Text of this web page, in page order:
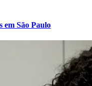
em São Paulo